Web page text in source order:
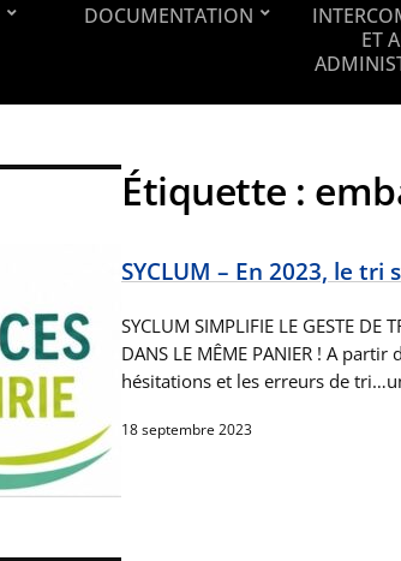
DOCUMENTATION
ET
Étiquette :
SYCLUM – En 2023, le tri
SYCLUM SIMPLIFIE LE GESTE DE
DANS LE MÊME PANIER ! A
hésitations et les erreurs de
18 septembre 2023